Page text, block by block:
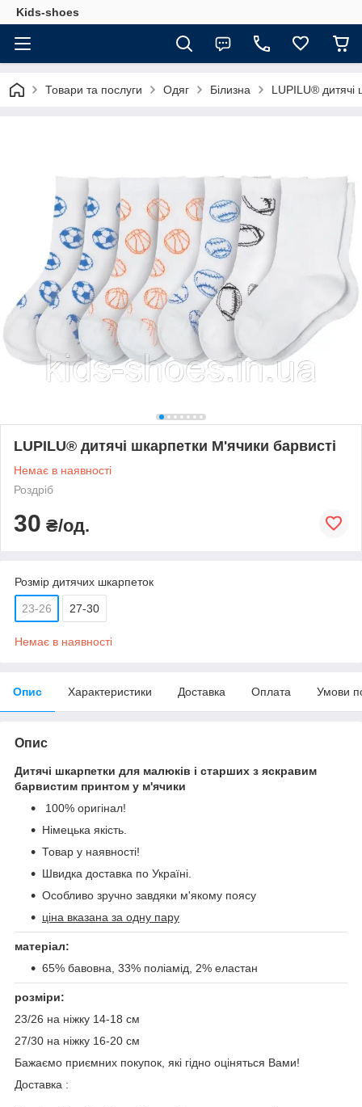
Kids-shoes
Товари та послуги Одяг Білизна LUPILU® дитячі
LUPILU® дитячі шкарпетки М'ячики барвисті
Немає в наявності
Роздріб
30 ₴/од.
Розмір дитячих шкарпеток
23-26 27-30
Немає в наявності
Опис Характеристики Доставка Оплата Умови
Опис
Дитячі шкарпетки для малюків і старших з яскравим
барвистим принтом у м'ячики
100% оригінал!
Німецька якість.
Товар у наявності!
Швидка доставка по Україні.
Особливо зручно завдяки м'якому поясу
ціна вказана за одну пару
матеріал:
65% бавовна, 33% поліамід, 2% еластан
розміри:
23/26 на ніжку 14-18 см
27/30 на ніжку 16-20 см
Бажаємо приємних покупок, які гідно оціняться Вами!
Доставка :